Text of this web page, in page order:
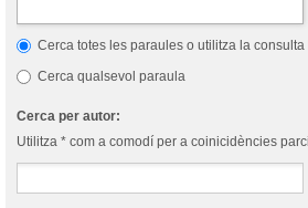
Cerca totes les paraules o utilitza la
Cerca qualsevol paraula
Cerca per autor:
Utilitza * com a comodí per a coinicidències